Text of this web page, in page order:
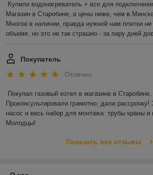
Купили водонагреватель + все для
Магазин в Старобине, а цены ниже, чем в
Многое в наличии, правда нужной нам плитки
объеме, но это не так страшно - за пару дней
Покупатель
Отлично
Покупал газовый котел в магазине в Старобине.
Проконсультировали грамотно, дали
насос и весь набор для монтажа: трубы краны и
Молодцы!
Показать все отзывы